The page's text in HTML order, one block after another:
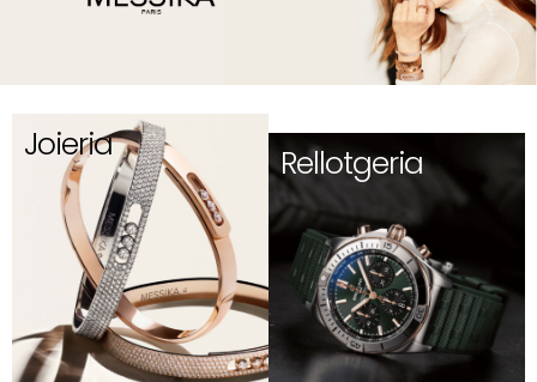
Joieria Rellotgeria